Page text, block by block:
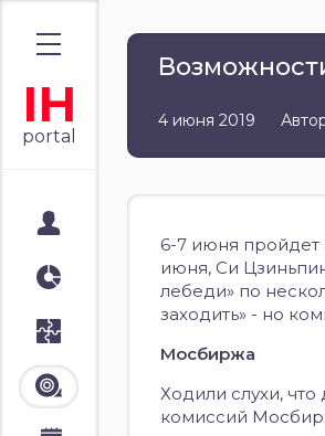
IH
portal
Аналитика
Лента
4 июня 2019
6-7 июня
июня, Си
лебеди» по
заходить» - но
Мосбиржа
Ходили слухи,
комиссий